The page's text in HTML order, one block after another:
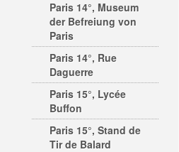
Paris 14°, Museum
der Befreiung von
Paris
Paris 14°, Rue
Daguerre
Paris 15°, Lycée
Buffon
Paris 15°, Stand de
Tir de Balard